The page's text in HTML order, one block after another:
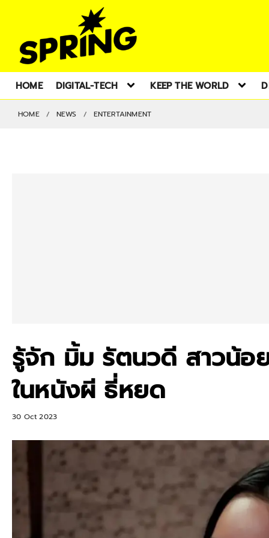
HOME DIGITAL-TECH KEEP THE WORLD
HOME NEWS ENTERTAINMENT
รู้จัก มิ้ม รัตนวดี สาวน้อ
ในหนังผี ธี่หยด
30 Oct 2023